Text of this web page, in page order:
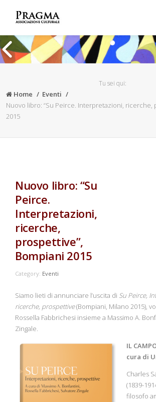
Home
Iscriviti
Privacy & Cookies
Tu sei qui:
Home
Eventi
Nuovo libro: “Su Peirce. Interpretazioni, ricerche,
2015
Nuovo libro: “Su
Peirce.
Interpretazioni,
ricerche,
prospettive”,
Bompiani 2015
Category: Eventi
Siamo lieti di annunciare l’uscita di Su Peirce,
ricerche, prospettive(Bompiani, Milano 2015),
Rossella Fabbrichesi insieme a Massimo A.
Zingale.
IL
cura di
Charles
(1839-
filosofo